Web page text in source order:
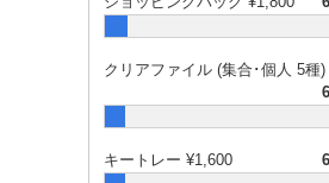
クリアファイル (集合･個人 5種)
キートレー ¥1,600